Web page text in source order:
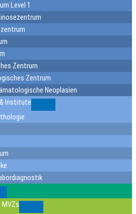
Level 1
Zentrum
Zentrum
Neoplasien
Institute